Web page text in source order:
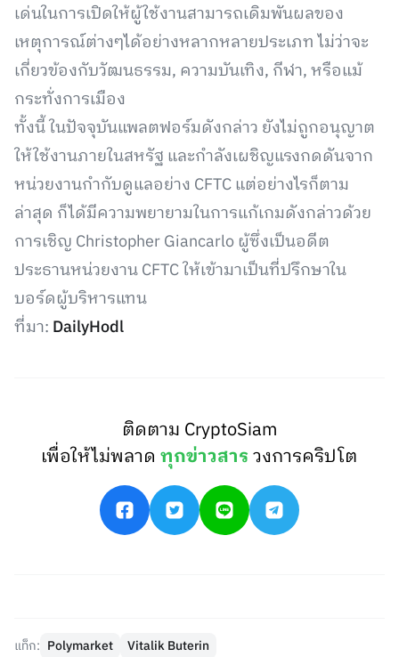
เด่นในการเปิดให้ผู้ใช้งานสามารถเดิมพันผลของ
เหตุการณ์ต่างๆได้อย่างหลากหลายประเภท ไม่ว่าจะ
เกี่ยวข้องกับวัฒนธรรม, ความบันเทิง, กีฬา, หรือแม้
กระทั่งการเมือง
ทั้งนี้ ในปัจจุบันแพลตฟอร์มดังกล่าว ยังไม่ถูกอนุญาต
ให้ใช้งานภายในสหรัฐ และกำลังเผชิญแรงกดดันจาก
หน่วยงานกำกับดูแลอย่าง CFTC แต่อย่างไรก็ตาม
ล่าสุด ก็ได้มีความพยายามในการแก้เกมดังกล่าวด้วย
การเชิญ Christopher Giancarlo ผู้ซึ่งเป็นอดีต
ประธานหน่วยงาน CFTC ให้เข้ามาเป็นที่ปรึกษาใน
บอร์ดผู้บริหารแทน
ที่มา: DailyHodl
ติดตาม CryptoSiam
เพื่อให้ไม่พลาดทุกข่าวสารวงการคริปโต
แท็ก: Polymarket Vitalik Buterin